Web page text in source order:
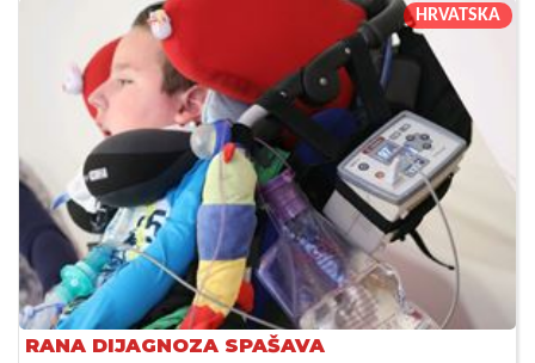
HRVATSKA
RANA DIJAGNOZA SPAŠAVA